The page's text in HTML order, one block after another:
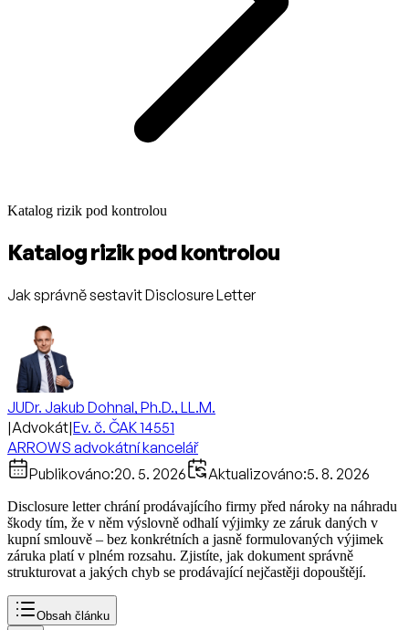
Katalog rizik pod kontrolou
Katalog rizik pod kontrolou
Jak správně sestavit Disclosure Letter
JUDr. Jakub Dohnal, Ph.D., LL.M.
|Advokát|Ev. č. ČAK 14551
ARROWS advokátní kancelář
Publikováno:20. 5. 2026 Aktualizováno:5. 8. 2026
Disclosure letter chrání prodávajícího firmy před nároky na náhradu
škody tím, že v něm výslovně odhalí výjimky ze záruk daných v
kupní smlouvě – bez konkrétních a jasně formulovaných výjimek
záruka platí v plném rozsahu. Zjistíte, jak dokument správně
strukturovat a jakých chyb se prodávající nejčastěji dopouštějí.
Obsah článku